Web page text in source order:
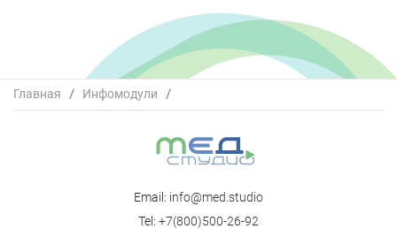
Главная / Инфомодули
/
Синдром Гийена-Барре: критерии диагностики и ранние
Email: info@med.studio
Tel: +7(800)500-26-92